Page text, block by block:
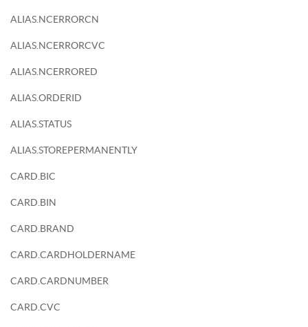
ALIAS.NCERRORCN
ALIAS.NCERRORCVC
ALIAS.NCERRORED
ALIAS.ORDERID
ALIAS.STATUS
ALIAS.STOREPERMANENTLY
CARD.BIC
CARD.BIN
CARD.BRAND
CARD.CARDHOLDERNAME
CARD.CARDNUMBER
CARD.CVC